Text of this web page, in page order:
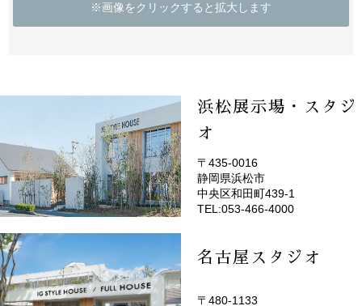
※画像をクリックすると拡大します
浜松展示場・スタジ
オ
(EMOTOP浜松)
〒435-0016
静岡県浜松市
中央区和田町439-1
TEL:053-466-4000
名古屋スタジオ
〒480-1133